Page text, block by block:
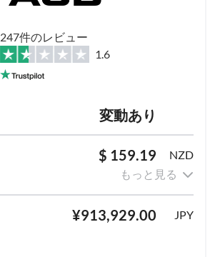
247件のレビュー
1.6
変動あり
$ 159.19
NZD
もっと見る
¥913,929.00 JPY